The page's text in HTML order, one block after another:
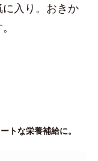
入り。おきか
トな栄養補給に。